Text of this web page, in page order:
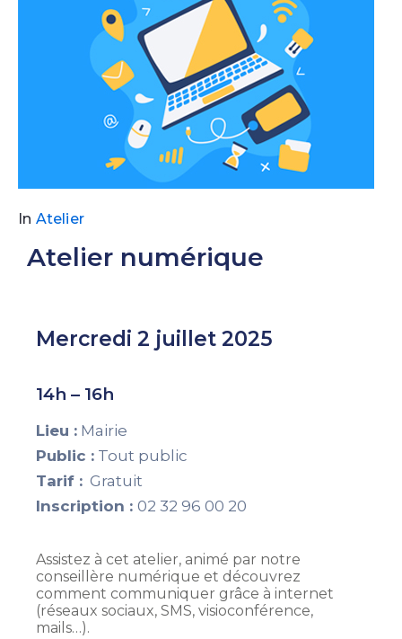
In Atelier
Atelier numérique
Mercredi 2 juillet 2025
14h – 16h
Lieu : Mairie
Public : Tout public
Tarif : Gratuit
Inscription : 02 32 96 00 20
Assistez à cet atelier, animé par notre
conseillère numérique et découvrez
comment communiquer grâce à internet
(réseaux sociaux, SMS, visioconférence,
mails…).